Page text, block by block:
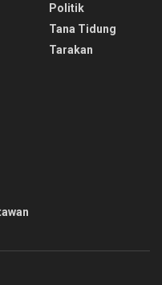
Politik
Tana Tidung
Tarakan